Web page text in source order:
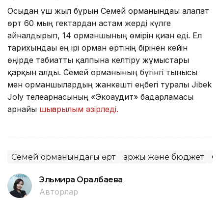
Осыдан үш жыл бұрын Семей орманындағы алапат
өрт 60 мың гектардан астам жерді күлге
айналдырып, 14 орманшының өмірін қиған еді. Ел
тарихындағы ең ірі орман өртінің бірінен кейін
өңірде табиғатты қалпына келтіру жұмыстары
қарқын алды. Семей орманының бүгінгі тынысы
мен орманшылардың жанкешті еңбегі туралы Jibek
Joly телеарнасының «Экоаудит» бағдарламасы
арнайы шығарылым әзірледі.
Семей орманындағы өрт Қаржы және бюджет
Эльмира Оралбаева
Авторлар